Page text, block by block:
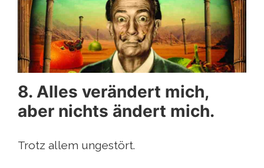
8. Alles verändert mich,
aber nichts ändert mich.
Trotz allem ungestört.